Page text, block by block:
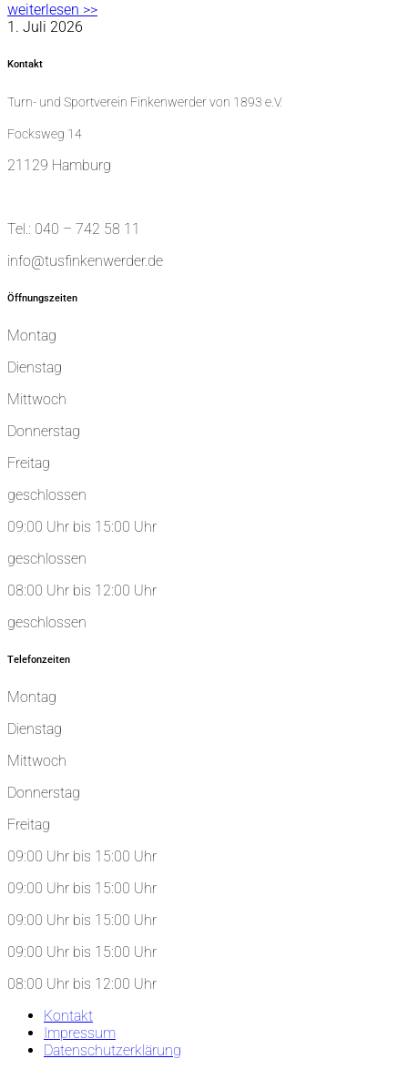
weiterlesen >>
1. Juli 2026
Kontakt
Turn- und Sportverein Finkenwerder von 1893 e.V.
Focksweg 14
21129 Hamburg
Tel.: 040 – 742 58 11
info@tusfinkenwerder.de
Öffnungszeiten
Montag
Dienstag
Mittwoch
Donnerstag
Freitag
geschlossen
09:00 Uhr bis 15:00 Uhr
geschlossen
08:00 Uhr bis 12:00 Uhr
geschlossen
Telefonzeiten
Montag
Dienstag
Mittwoch
Donnerstag
Freitag
09:00 Uhr bis 15:00 Uhr
09:00 Uhr bis 15:00 Uhr
09:00 Uhr bis 15:00 Uhr
09:00 Uhr bis 15:00 Uhr
08:00 Uhr bis 12:00 Uhr
Kontakt
Impressum
Datenschutzerklärung